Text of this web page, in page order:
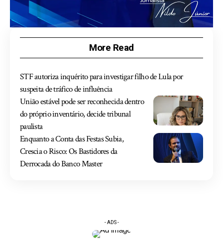
More Read
STF autoriza inquérito para investigar filho de Lula por
suspeita de tráfico de influência
União estável pode ser reconhecida dentro
do próprio inventário, decide tribunal
paulista
Enquanto a Conta das Festas Subia,
Crescia o Risco: Os Bastidores da
Derrocada do Banco Master
- ADS -